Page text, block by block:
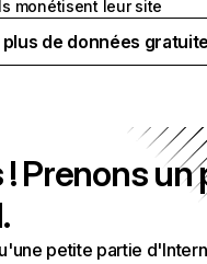
monétisent leur site
de données
Prenons un
petite partie